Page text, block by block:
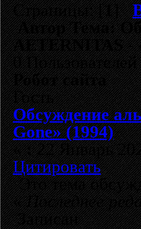
Страницы: [1]
АвторТема:
AETERNITAS -
0
Робот сайта
Гость
Обсуждение
Gone» (1994)
«:22 Январь
Цитировать
Это тема
«Последнее
Записан